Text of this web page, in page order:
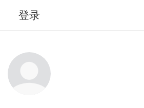
登录